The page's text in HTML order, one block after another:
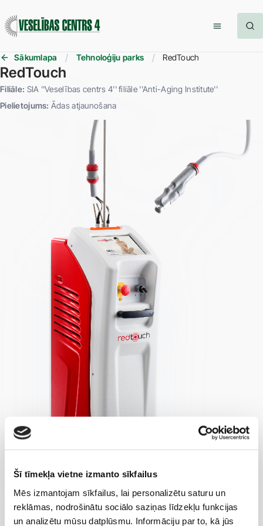
Šī tīmekļa vietne izmanto sīkfailus
Mēs izmantojam sīkfailus, lai personalizētu saturu un
reklāmas, nodrošinātu sociālo saziņas līdzekļu funkcijas
un analizētu mūsu datplūsmu. Informāciju par to, kā jūs
Sākumlapa Tehnoloģiju parks RedTouch
RedTouch
Filiāle: SIA ''Veselības centrs 4'' filiāle ''Anti-Aging Institute''
Pielietojums: Ādas atjaunošana